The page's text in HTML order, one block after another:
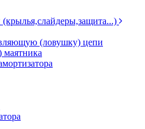
(ловушку) цепи
маятника